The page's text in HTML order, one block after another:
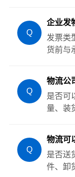
Q
企业发
发票类
货前与
Q
物流公
是否可
量、装
Q
物流可
是否送
件、卸